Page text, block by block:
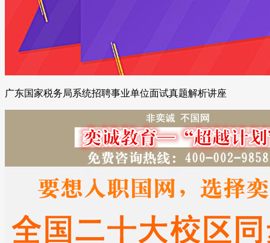
广东国家税务局系统招聘事业单位面试真题解析讲座